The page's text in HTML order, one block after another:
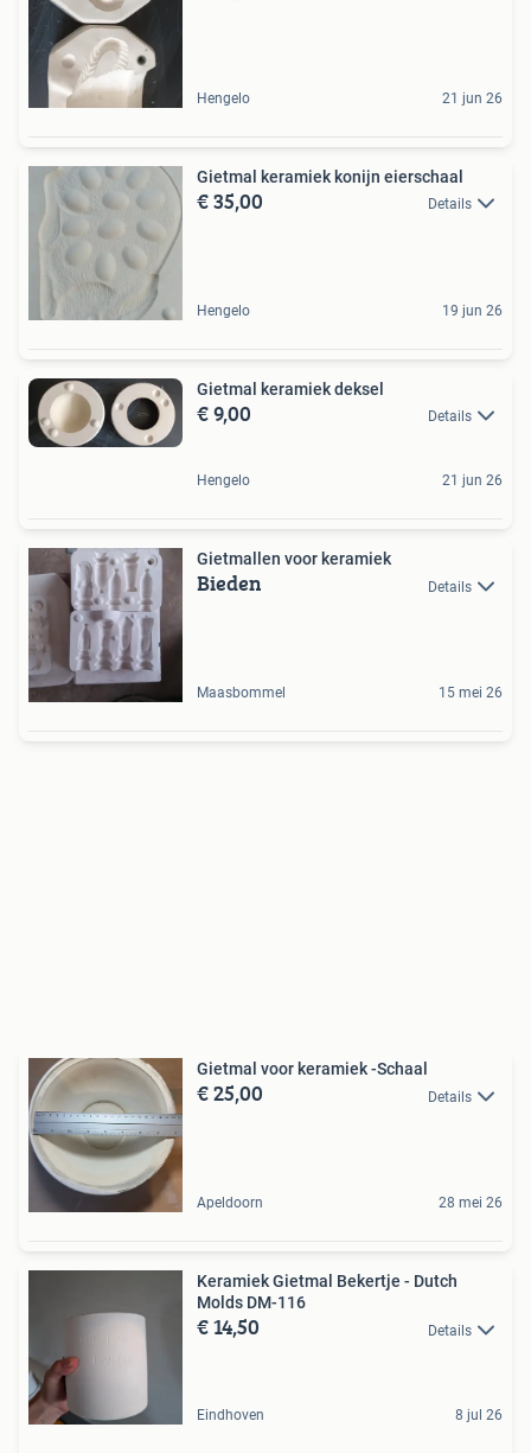
Hengelo 21 jun 26
Gietmal keramiek konijn eierschaal
€ 35,00 Details
Hengelo 19 jun 26
Gietmal keramiek deksel
€ 9,00 Details
Hengelo 21 jun 26
Gietmallen voor keramiek
Bieden Details
Maasbommel 15 mei 26
Gietmal voor keramiek -Schaal
€ 25,00 Details
Apeldoorn 28 mei 26
Keramiek Gietmal Bekertje - Dutch
Molds DM-116
€ 14,50 Details
Eindhoven 8 jul 26